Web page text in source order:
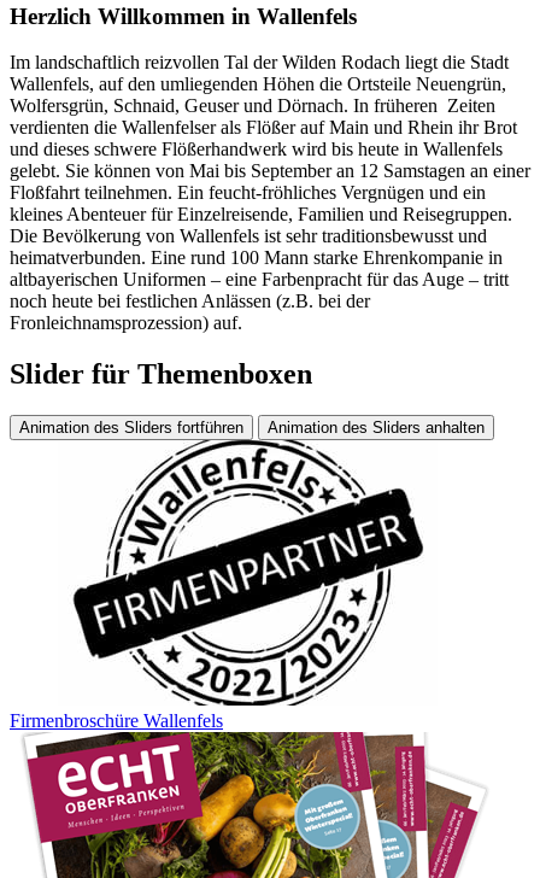
Herzlich Willkommen in Wallenfels
Im landschaftlich reizvollen Tal der Wilden Rodach liegt die Stadt
Wallenfels, auf den umliegenden Höhen die Ortsteile Neuengrün,
Wolfersgrün, Schnaid, Geuser und Dörnach. In früheren Zeiten
verdienten die Wallenfelser als Flößer auf Main und Rhein ihr Brot
und dieses schwere Flößerhandwerk wird bis heute in Wallenfels
gelebt. Sie können von Mai bis September an 12 Samstagen an einer
Floßfahrt teilnehmen. Ein feucht-fröhliches Vergnügen und ein
kleines Abenteuer für Einzelreisende, Familien und Reisegruppen.
Die Bevölkerung von Wallenfels ist sehr traditionsbewusst und
heimatverbunden. Eine rund 100 Mann starke Ehrenkompanie in
altbayerischen Uniformen – eine Farbenpracht für das Auge – tritt
noch heute bei festlichen Anlässen (z.B. bei der
Fronleichnamsprozession) auf.
Slider für Themenboxen
Animation des Sliders fortführen Animation des Sliders anhalten
Firmenbroschüre Wallenfels